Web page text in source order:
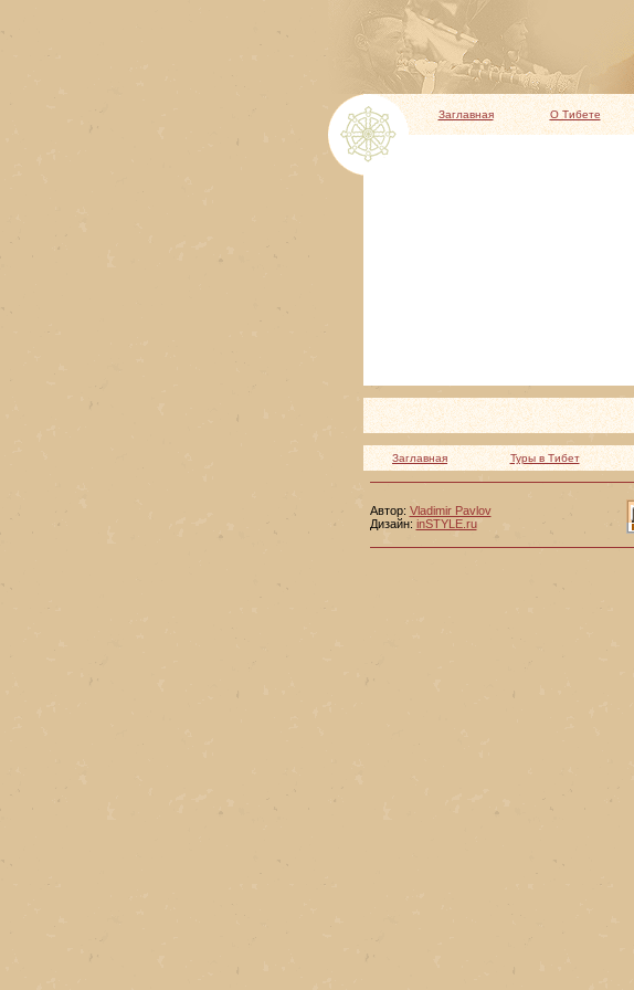
Заглавная О Тибете
Заглавная Туры в Тибет
Автор: Vladimir Pavlov
Дизайн: inSTYLE.ru